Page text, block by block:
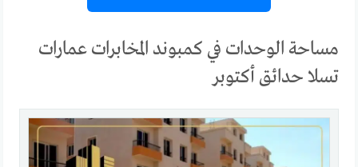
مساحة الوحدات في كمبوند المخابرات عمارات
تسلا حدائق أكتوبر